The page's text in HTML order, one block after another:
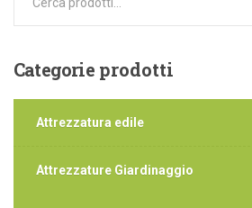
Categorieprodotti
Attrezzatura edile
Attrezzature Giardinaggio